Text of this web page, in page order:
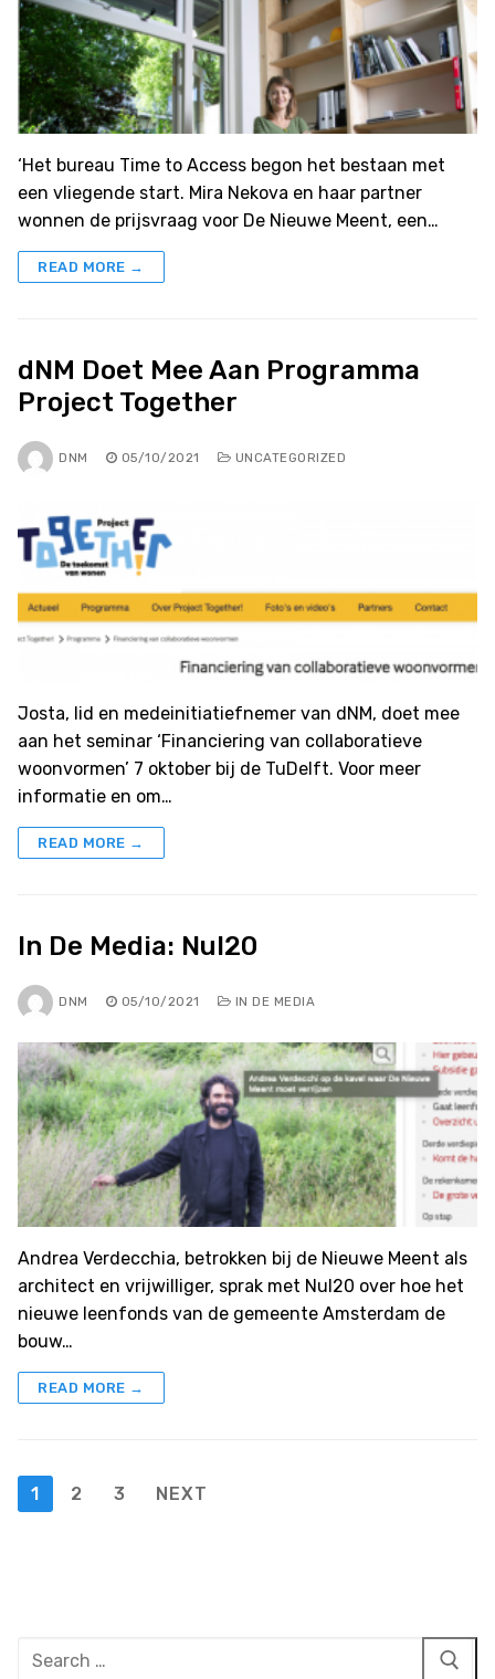
‘Het bureau Time to Access begon het bestaan met
een vliegende start. Mira Nekova en haar partner
wonnen de prijsvraag voor De Nieuwe Meent, een…
READ MORE →
dNM Doet Mee Aan Programma
Project Together
DNM 05/10/2021 UNCATEGORIZED
Josta, lid en medeinitiatiefnemer van dNM, doet mee
aan het seminar ‘Financiering van collaboratieve
woonvormen’ 7 oktober bij de TuDelft. Voor meer
informatie en om…
READ MORE →
In De Media: Nul20
DNM 05/10/2021 IN DE MEDIA
Andrea Verdecchia, betrokken bij de Nieuwe Meent als
architect en vrijwilliger, sprak met Nul20 over hoe het
nieuwe leenfonds van de gemeente Amsterdam de
bouw…
READ MORE →
Posts
pagination
1 2 3 NEXT
Search